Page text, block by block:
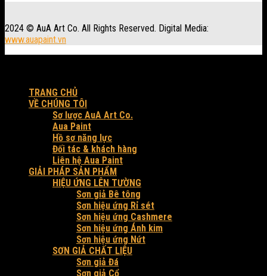
2024 © AuA Art Co. All Rights Reserved. Digital Media:
www.auapaint.vn
TRANG CHỦ
VỀ CHÚNG TÔI
Sơ lược AuA Art Co.
Aua Paint
Hồ sơ năng lực
Đối tác & khách hàng
Liên hệ Aua Paint
GIẢI PHÁP SẢN PHẨM
HIỆU ỨNG LÊN TƯỜNG
Sơn giả Bê tông
Sơn hiệu ứng Rỉ sét
Sơn hiệu ứng Cashmere
Sơn hiệu ứng Ánh kim
Sơn hiệu ứng Nứt
SƠN GIẢ CHẤT LIỆU
Sơn giả Đá
Sơn giả Cổ